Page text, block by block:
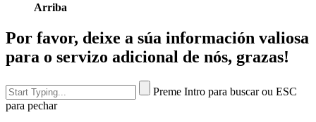
Arriba
Por favor, deixe a súa información valiosa
para o servizo adicional de nós, grazas!
Preme Intro para buscar ou ESC
para pechar